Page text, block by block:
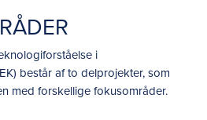
i
består af to delprojekter, som
med forskellige fokusområder.